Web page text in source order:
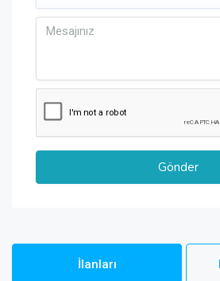
İlanları